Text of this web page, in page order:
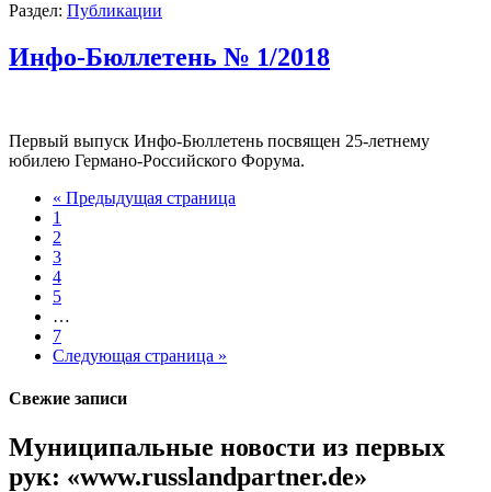
Раздел: Публикации
Инфо-Бюллетень № 1/2018
Первый выпуск Инфо-Бюллетень посвящен 25-летнему
юбилею Германо-Российского Форума.
« Предыдущая страница
1
2
3
4
5
…
7
Следующая страница »
Свежие записи
Муниципальные новости из первых
рук: «www.russlandpartner.de»